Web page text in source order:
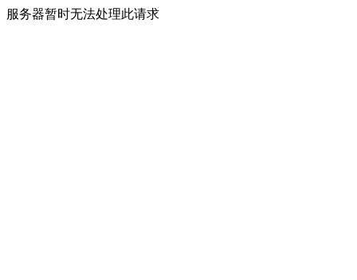
服务器暂时无法处理此请求